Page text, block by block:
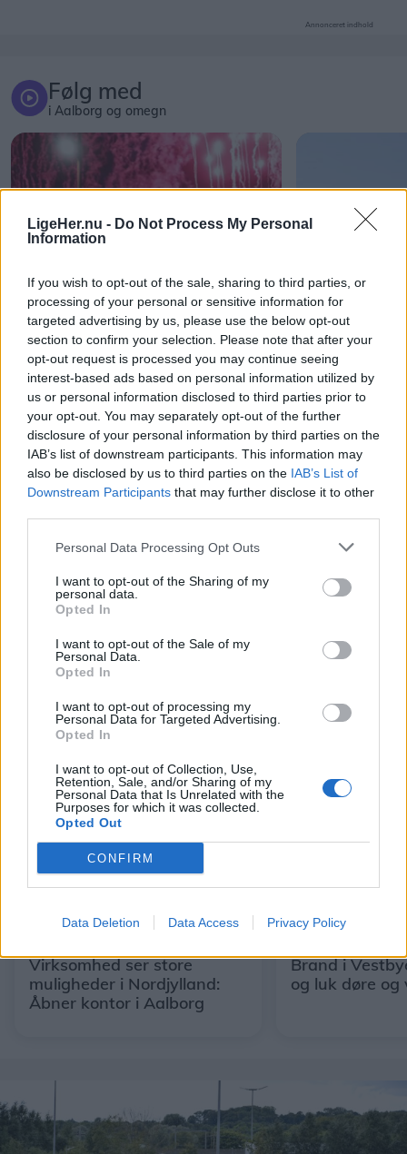
LigeHer.nu - Do Not Process My Personal
Information
If you wish to opt-out of the sale, sharing to third parties, or
processing of your personal or sensitive information for
targeted advertising by us, please use the below opt-out
section to confirm your selection. Please note that after your
opt-out request is processed you may continue seeing
interest-based ads based on personal information utilized by
us or personal information disclosed to third parties prior to
your opt-out. You may separately opt-out of the further
disclosure of your personal information by third parties on the
IAB’s list of downstream participants. This information may
also be disclosed by us to third parties on the IAB’s List of
Downstream Participants that may further disclose it to other
Personal Data Processing Opt Outs
I want to opt-out of the Sharing of my
personal data.
Opted In
I want to opt-out of the Sale of my
Personal Data.
Opted In
I want to opt-out of processing my
Personal Data for Targeted Advertising.
Opted In
I want to opt-out of Collection, Use,
Retention, Sale, and/or Sharing of my
Personal Data that Is Unrelated with the
Purposes for which it was collected.
Opted Out
CONFIRM
Data Deletion Data Access Privacy Policy
Annonceret indhold
Følg med
i Aalborg og omegn
Andre læser også
Aktuelt
Virksomhed ser store
muligheder i Nordjylland:
Åbner kontor i Aalborg
Aktuelt
Brand i
og luk døre og